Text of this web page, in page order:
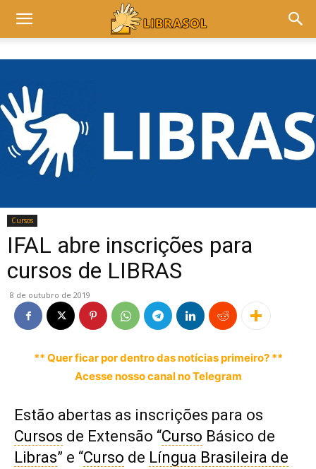
Cursos
IFAL abre inscrições para
cursos de LIBRAS
8 de outubro de 2019
** Quer ficar por dentro das notícias primeiro? **
Acesse nosso canal no Telegram
Estão abertas as inscrições para os
Cursos de Extensão “Curso Básico de
Libras” e “Curso de Língua Brasileira de